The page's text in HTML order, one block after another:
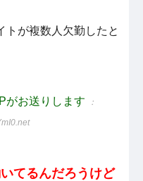
トが複数人欠勤したと
がお送りします ：
てるんだろうけど